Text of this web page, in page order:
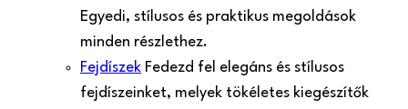
Egyedi, stílusos és praktikus megoldások
minden részlethez.
Fejdíszek Fedezd fel elegáns és stílusos
fejdíszeinket, melyek tökéletes kiegészítők